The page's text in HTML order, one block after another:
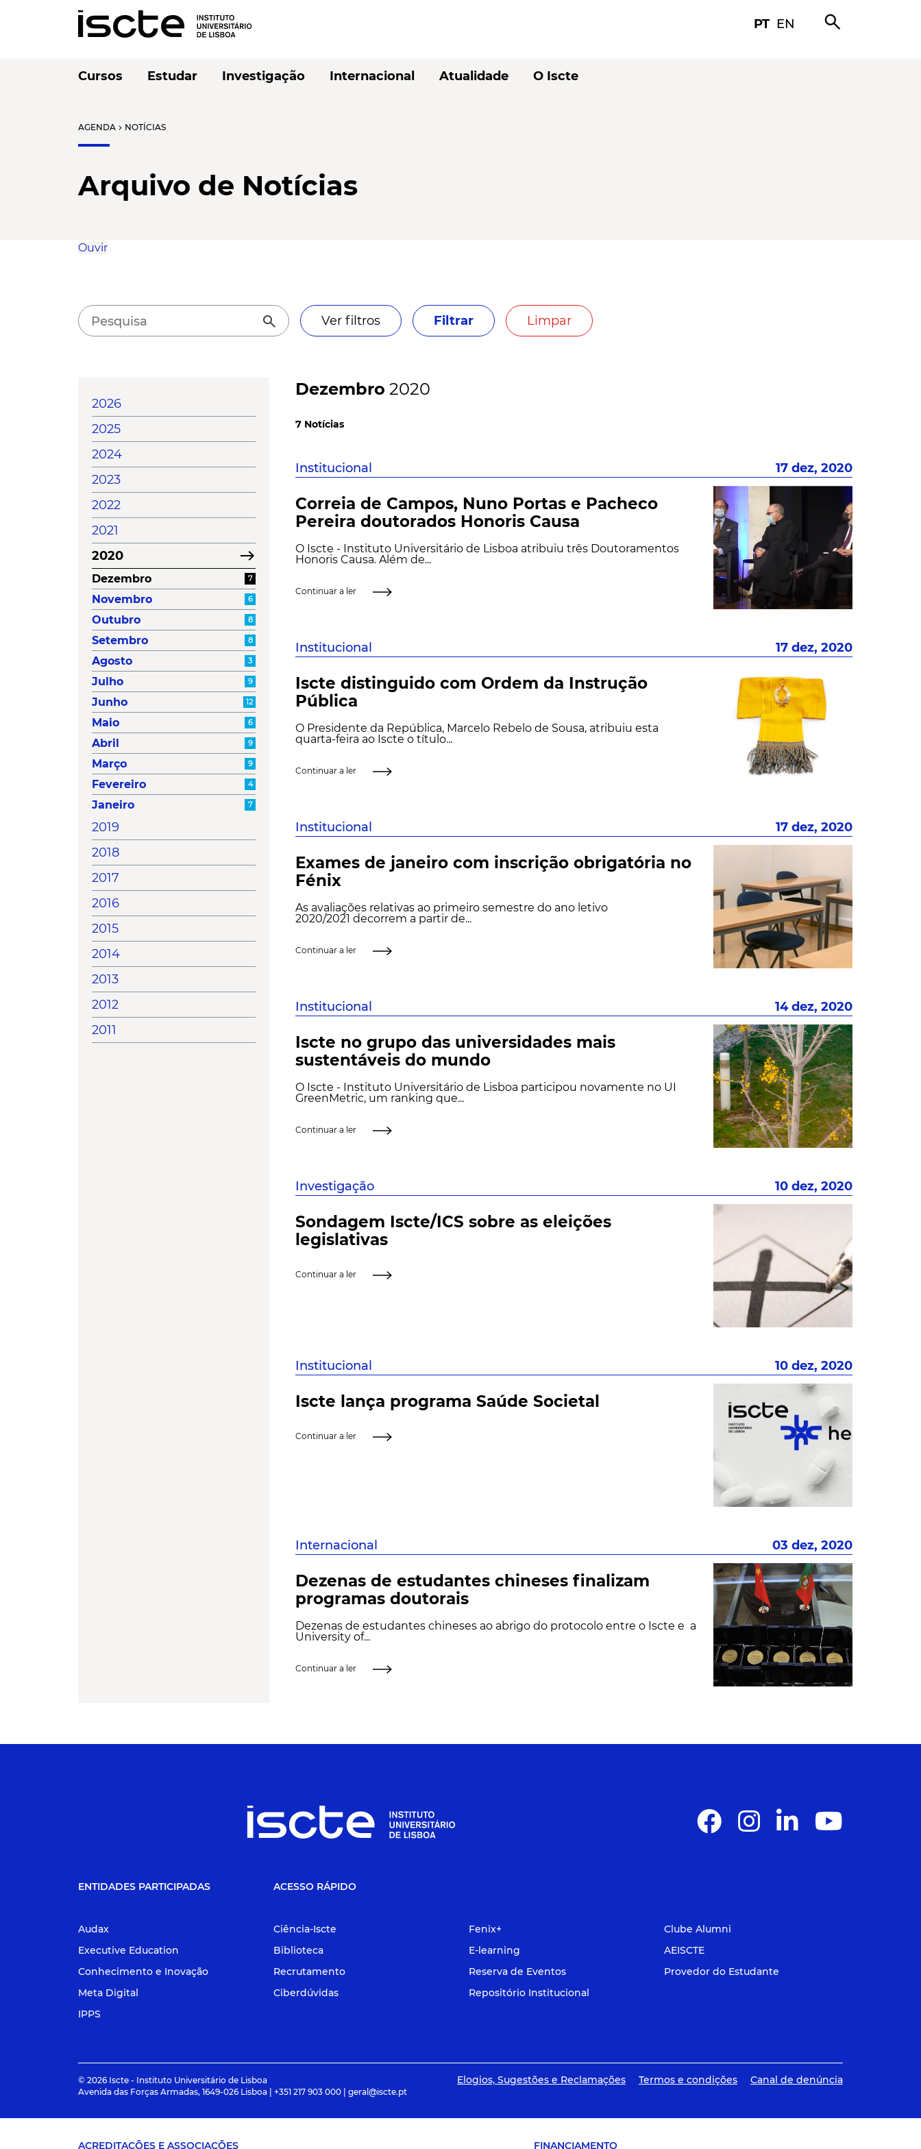
PT EN search
Cursos Estudar Investigação Internacional Atualidade O Iscte
AGENDA chevron_right NOTÍCIAS
Arquivo de Notícias
Ouvir
search Ver filtros Filtrar Limpar
2026
2025
2024
2023
2022
2021
2020
east
Dezembro 7
Novembro 6
Outubro 8
Setembro 8
Agosto 3
Julho 9
Junho 12
Maio 6
Abril 9
Março 9
Fevereiro 4
Janeiro 7
2019
2018
2017
2016
2015
2014
2013
2012
2011
Dezembro 2020
7 Notícias
Institucional 17 dez, 2020
Correia de Campos, Nuno Portas e Pacheco
Pereira doutorados Honoris Causa
O Iscte - Instituto Universitário de Lisboa atribuiu três Doutoramentos
Honoris Causa. Além de...
Continuar a ler
Institucional 17 dez, 2020
Iscte distinguido com Ordem da Instrução
Pública
O Presidente da República, Marcelo Rebelo de Sousa, atribuiu esta
quarta-feira ao Iscte o título...
Continuar a ler
Institucional 17 dez, 2020
Exames de janeiro com inscrição obrigatória no
Fénix
As avaliações relativas ao primeiro semestre do ano letivo
2020/2021 decorrem a partir de...
Continuar a ler
Institucional 14 dez, 2020
Iscte no grupo das universidades mais
sustentáveis do mundo
O Iscte - Instituto Universitário de Lisboa participou novamente no UI
GreenMetric, um ranking que...
Continuar a ler
Investigação 10 dez, 2020
Sondagem Iscte/ICS sobre as eleições
legislativas
Continuar a ler
Institucional 10 dez, 2020
Iscte lança programa Saúde Societal
Continuar a ler
Internacional 03 dez, 2020
Dezenas de estudantes chineses finalizam
programas doutorais
Dezenas de estudantes chineses ao abrigo do protocolo entre o Iscte e a
University of...
Continuar a ler
ENTIDADES PARTICIPADAS
Audax
Executive Education
Conhecimento e Inovação
Meta Digital
IPPS
ACESSO RÁPIDO
Ciência-Iscte
Biblioteca
Recrutamento
Ciberdúvidas
Fenix+
E-learning
Reserva de Eventos
Repositório Institucional
Clube Alumni
AEISCTE
Provedor do Estudante
© 2026 Iscte - Instituto Universitário de Lisboa
Avenida das Forças Armadas, 1649-026 Lisboa | +351 217 903 000 | geral@iscte.pt
Elogios, Sugestões e Reclamações Termos e condições Canal de denúncia
ACREDITAÇÕES E ASSOCIAÇÕES FINANCIAMENTO